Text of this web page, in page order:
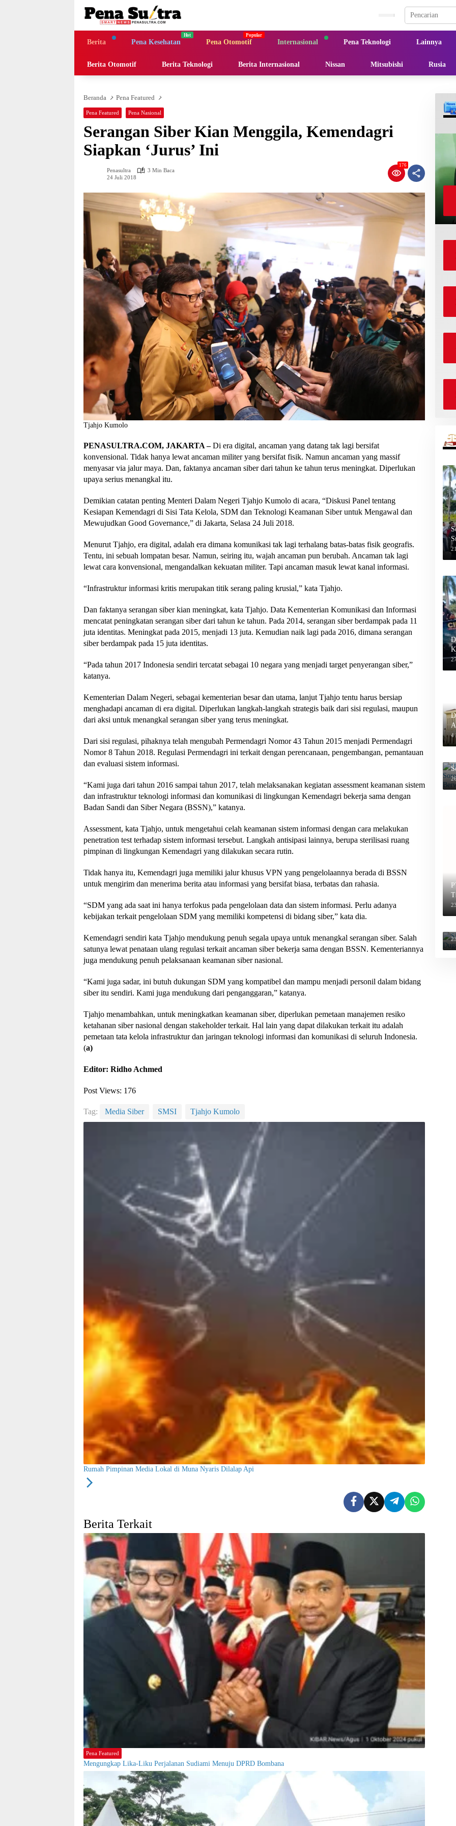
Berita Pena Kesehatan Pena Otomotif Internasional Pena Teknologi Lainnya
Berita Otomotif Berita Teknologi Berita Internasional Nissan Mitsubishi Rusia
Beranda Pena Featured
Pena Featured Pena Nasional
Serangan Siber Kian Menggila, Kemendagri
Siapkan ‘Jurus’ Ini
Penasultra
3 Min Baca
24 Juli 2018
176
Tjahjo Kumolo
PENASULTRA.COM, JAKARTA –Di era digital, ancaman yang datang tak lagi bersifat
konvensional. Tidak hanya lewat ancaman militer yang bersifat fisik. Namun ancaman yang massif
menyasar via jalur maya. Dan, faktanya ancaman siber dari tahun ke tahun terus meningkat. Diperlukan
upaya serius menangkal itu.
Demikian catatan penting Menteri Dalam Negeri Tjahjo Kumolo di acara, “Diskusi Panel tentang
Kesiapan Kemendagri di Sisi Tata Kelola, SDM dan Teknologi Keamanan Siber untuk Mengawal dan
Mewujudkan Good Governance,” di Jakarta, Selasa 24 Juli 2018.
Menurut Tjahjo, era digital, adalah era dimana komunikasi tak lagi terhalang batas-batas fisik geografis.
Tentu, ini sebuah lompatan besar. Namun, seiring itu, wajah ancaman pun berubah. Ancaman tak lagi
lewat cara konvensional, mengandalkan kekuatan militer. Tapi ancaman masuk lewat kanal informasi.
“Infrastruktur informasi kritis merupakan titik serang paling krusial,” kata Tjahjo.
Dan faktanya serangan siber kian meningkat, kata Tjahjo. Data Kementerian Komunikasi dan Informasi
mencatat peningkatan serangan siber dari tahun ke tahun. Pada 2014, serangan siber berdampak pada 11
juta identitas. Meningkat pada 2015, menjadi 13 juta. Kemudian naik lagi pada 2016, dimana serangan
siber berdampak pada 15 juta identitas.
“Pada tahun 2017 Indonesia sendiri tercatat sebagai 10 negara yang menjadi target penyerangan siber,”
katanya.
Kementerian Dalam Negeri, sebagai kementerian besar dan utama, lanjut Tjahjo tentu harus bersiap
menghadapi ancaman di era digital. Diperlukan langkah-langkah strategis baik dari sisi regulasi, maupun
dari aksi untuk menangkal serangan siber yang terus meningkat.
Dari sisi regulasi, pihaknya telah mengubah Permendagri Nomor 43 Tahun 2015 menjadi Permendagri
Nomor 8 Tahun 2018. Regulasi Permendagri ini terkait dengan perencanaan, pengembangan, pemantauan
dan evaluasi sistem informasi.
“Kami juga dari tahun 2016 sampai tahun 2017, telah melaksanakan kegiatan assessment keamanan sistem
dan infrastruktur teknologi informasi dan komunikasi di lingkungan Kemendagri bekerja sama dengan
Badan Sandi dan Siber Negara (BSSN),” katanya.
Assessment, kata Tjahjo, untuk mengetahui celah keamanan sistem informasi dengan cara melakukan
penetration test terhadap sistem informasi tersebut. Langkah antisipasi lainnya, berupa sterilisasi ruang
pimpinan di lingkungan Kemendagri yang dilakukan secara rutin.
Tidak hanya itu, Kemendagri juga memiliki jalur khusus VPN yang pengelolaannya berada di BSSN
untuk mengirim dan menerima berita atau informasi yang bersifat biasa, terbatas dan rahasia.
“SDM yang ada saat ini hanya terfokus pada pengelolaan data dan sistem informasi. Perlu adanya
kebijakan terkait pengelolaan SDM yang memiliki kompetensi di bidang siber,” kata dia.
Kemendagri sendiri kata Tjahjo mendukung penuh segala upaya untuk menangkal serangan siber. Salah
satunya lewat penataan ulang regulasi terkait ancaman siber bekerja sama dengan BSSN. Kementeriannya
juga mendukung penuh pelaksanaan keamanan siber nasional.
“Kami juga sadar, ini butuh dukungan SDM yang kompatibel dan mampu menjadi personil dalam bidang
siber itu sendiri. Kami juga mendukung dari penganggaran,” katanya.
Tjahjo menambahkan, untuk meningkatkan keamanan siber, diperlukan pemetaan manajemen resiko
ketahanan siber nasional dengan stakeholder terkait. Hal lain yang dapat dilakukan terkait itu adalah
pemetaan tata kelola infrastruktur dan jaringan teknologi informasi dan komunikasi di seluruh Indonesia.
(a)
Editor: Ridho Achmed
Post Views: 176
Tag: Media Siber SMSI Tjahjo Kumolo
Rumah Pimpinan Media Lokal di Muna Nyaris Dilalap Api
Berita Terkait
Pena Featured
Mengungkap Lika-Liku Perjalanan Sudiami Menuju DPRD Bombana
4